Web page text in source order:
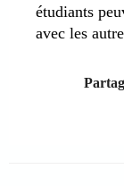
étudiants
avec les